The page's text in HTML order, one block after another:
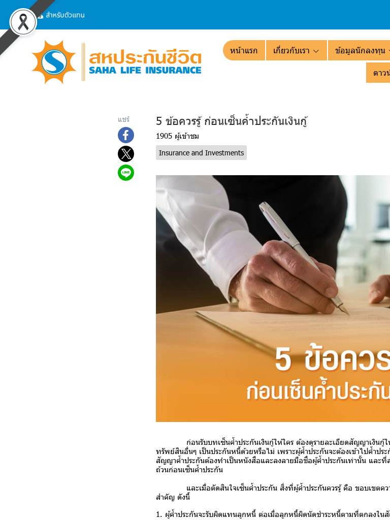
หน้าแรก เกี่ยวกับเรา ข้อมูลนักลงทุน
ดาว
แชร์ 5 ข้อควรรู้ ก่อนเซ็นค้ำประกันเงินกู้
1905 ผู้เข้าชม
Insurance and Investments
ก่อนรับบทเซ็นค้ำประกันเงินกู้ให้ใคร ต้องดูรายละเอียดสัญญาเงินกู้ให้ดี
ทรัพย์สินอื่นๆ เป็นประกันหนี้ด้วยหรือไม่ เพราะผู้ค้ำประกันจะต้องเข้าไปค้ำป
สัญญาค้ำประกันต้องทำเป็นหนังสือและลงลายมือชื่อผู้ค้ำประกันเท่านั้น และ
ถ้วนก่อนเซ็นค้ำประกัน
และเมื่อตัดสินใจเซ็นค้ำประกัน สิ่งที่ผู้ค้ำประกันควรรู้ คือ ขอบเขตควา
สำคัญ ดังนี้
1. ผู้ค้ำประกันจะรับผิดแทนลูกหนี้ ต่อเมื่อลูกหนี้ผิดนัดชำระหนี้ตามที่ตกลงใน